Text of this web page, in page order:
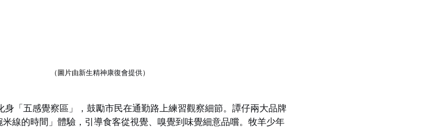
（圖片由新生精神康復會提供）
身「五感覺察區」，鼓勵市民在通勤路上練習觀察細節。譚仔兩大品牌
線的時間」體驗，引導食客從視覺、嗅覺到味覺細意品嚐。牧羊少年